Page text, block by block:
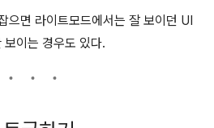
으면 라이트모드에서는 잘 보이던 UI
이는 경우도 있다.